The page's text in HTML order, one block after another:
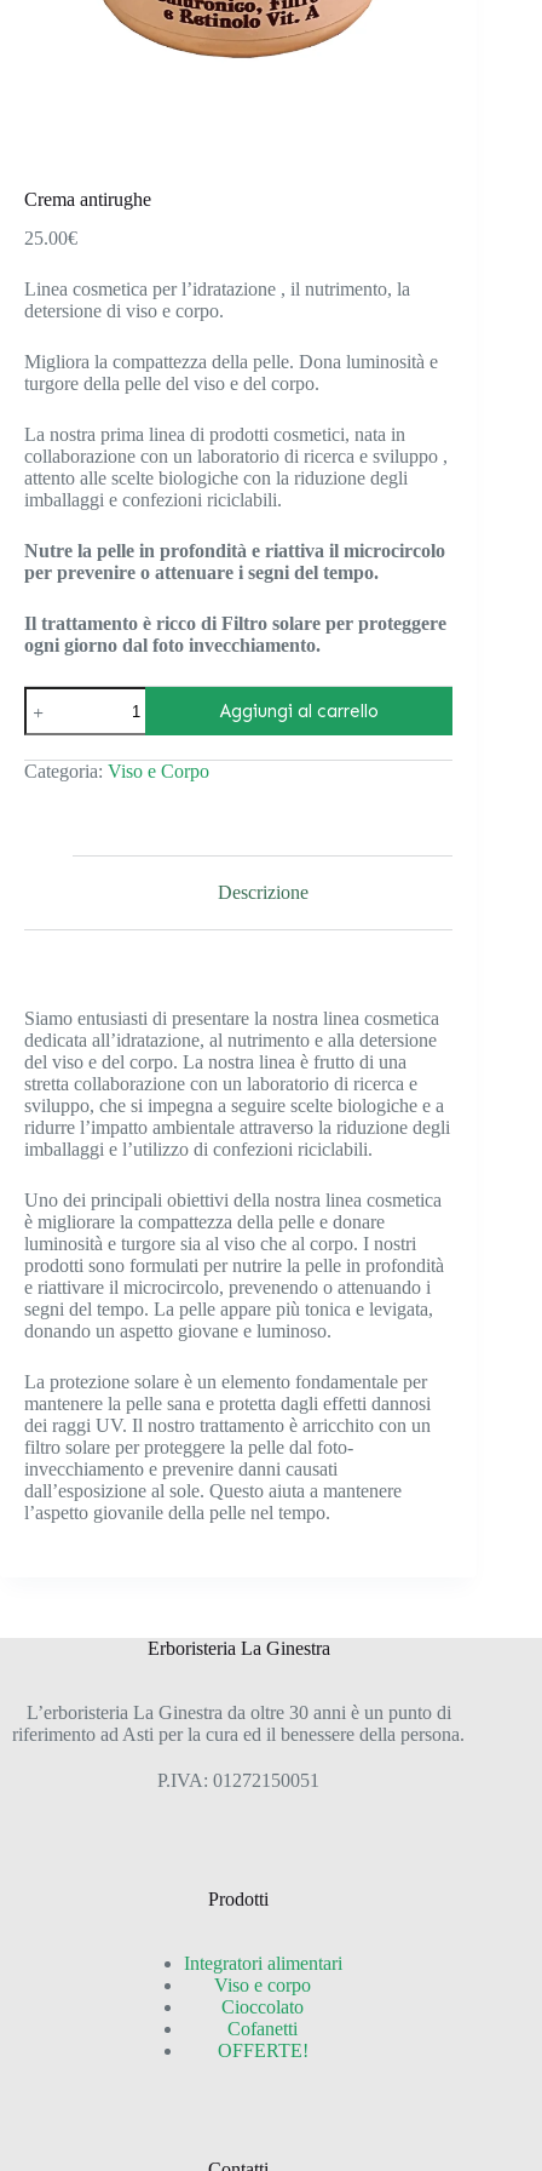
Crema antirughe
25.00€
Linea cosmetica per l’idratazione , il nutrimento, la
detersione di viso e corpo.
Migliora la compattezza della pelle. Dona luminosità e
turgore della pelle del viso e del corpo.
La nostra prima linea di prodotti cosmetici, nata in
collaborazione con un laboratorio di ricerca e sviluppo ,
attento alle scelte biologiche con la riduzione degli
imballaggi e confezioni riciclabili.
Nutre la pelle in profondità e riattiva il microcircolo
per prevenire o attenuare i segni del tempo.
Il trattamento è ricco di Filtro solare per proteggere
ogni giorno dal foto invecchiamento.
Crema
antirughe
quantità
Aggiungi al carrello
lCategoria: Viso e Corpo
Descrizione
Siamo entusiasti di presentare la nostra linea cosmetica
dedicata all’idratazione, al nutrimento e alla detersione
del viso e del corpo. La nostra linea è frutto di una
stretta collaborazione con un laboratorio di ricerca e
sviluppo, che si impegna a seguire scelte biologiche e a
ridurre l’impatto ambientale attraverso la riduzione degli
imballaggi e l’utilizzo di confezioni riciclabili.
Uno dei principali obiettivi della nostra linea cosmetica
è migliorare la compattezza della pelle e donare
luminosità e turgore sia al viso che al corpo. I nostri
prodotti sono formulati per nutrire la pelle in profondità
e riattivare il microcircolo, prevenendo o attenuando i
segni del tempo. La pelle appare più tonica e levigata,
donando un aspetto giovane e luminoso.
La protezione solare è un elemento fondamentale per
mantenere la pelle sana e protetta dagli effetti dannosi
dei raggi UV. Il nostro trattamento è arricchito con un
filtro solare per proteggere la pelle dal foto-
invecchiamento e prevenire danni causati
dall’esposizione al sole. Questo aiuta a mantenere
l’aspetto giovanile della pelle nel tempo.
Erboristeria La Ginestra
L’erboristeria La Ginestra da oltre 30 anni è un punto di
riferimento ad Asti per la cura ed il benessere della persona.
P.IVA: 01272150051
Prodotti
Integratori alimentari
Viso e corpo
Cioccolato
Cofanetti
OFFERTE!